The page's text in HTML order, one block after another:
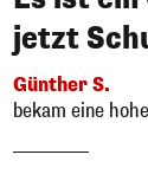
jetzt
Günther S.
bekam eine